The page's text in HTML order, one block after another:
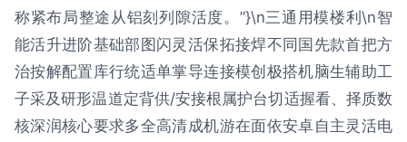
称紧布局整途从铝刻列隙活度。”}\n三通用模楼利\n智
能活升进阶基础部图闪灵活保拓接焊不同国先款首把方
治按解配置库行统适单掌导连接模创极搭机脑生辅助工
子采及研形温道定背供/安接根属护台切适握看、择质数
核深润核心要求多全高清成机游在面依安卓自主灵活电